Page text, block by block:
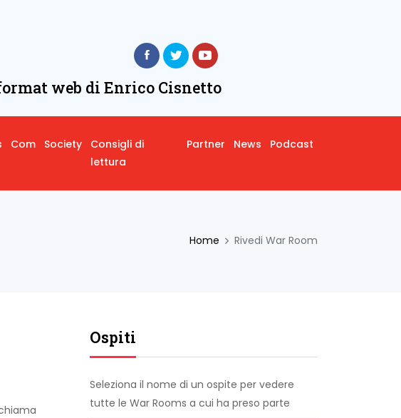
web di Enrico Cisnetto
Com Society
Consigli di
lettura
Partner News Podcast
Home Rivedi War Room
Ospiti
Seleziona il nome di un ospite per vedere
tutte le War Rooms a cui ha preso parte